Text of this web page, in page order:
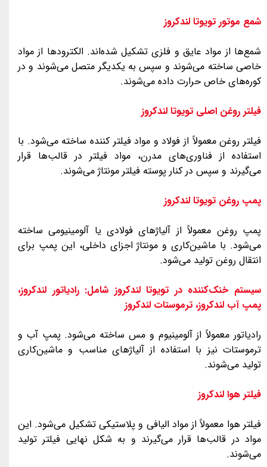
شمع‌ موتور تویوتا لندکروز
شمع‌ها از مواد عایق و فلزی تشکیل شده‌اند. الکترودها از مواد
خاصی ساخته می‌شوند و سپس به یکدیگر متصل می‌شوند و در
کوره‌های خاص حرارت داده می‌شوند.
فیلتر روغن اصلی تویوتا لندکروز
فیلتر روغن معمولاً از فولاد و مواد فیلتر کننده ساخته می‌شود. با
استفاده از فناوری‌های مدرن، مواد فیلتر در قالب‌ها قرار
می‌گیرند و سپس در کنار پوسته فیلتر مونتاژ می‌شوند.
پمپ روغن تویوتا لندکروز
پمپ روغن معمولاً از آلیاژهای فولادی یا آلومینیومی ساخته
می‌شود. با ماشین‌کاری و مونتاژ اجزای داخلی، این پمپ برای
انتقال روغن تولید می‌شود.
سیستم خنک‌کننده در تویوتا لندکروز شامل: رادیاتور لندکروز،
پمپ آب لندکروز، ترموستات لندکروز
رادیاتور معمولاً از آلومینیوم و مس ساخته می‌شود. پمپ آب و
ترموستات نیز با استفاده از آلیاژهای مناسب و ماشین‌کاری
تولید می‌شوند.
فیلتر هوا لندکروز
فیلتر هوا معمولاً از مواد الیافی و پلاستیکی تشکیل می‌شود. این
مواد در قالب‌ها قرار می‌گیرند و به شکل نهایی فیلتر تولید
می‌شوند.